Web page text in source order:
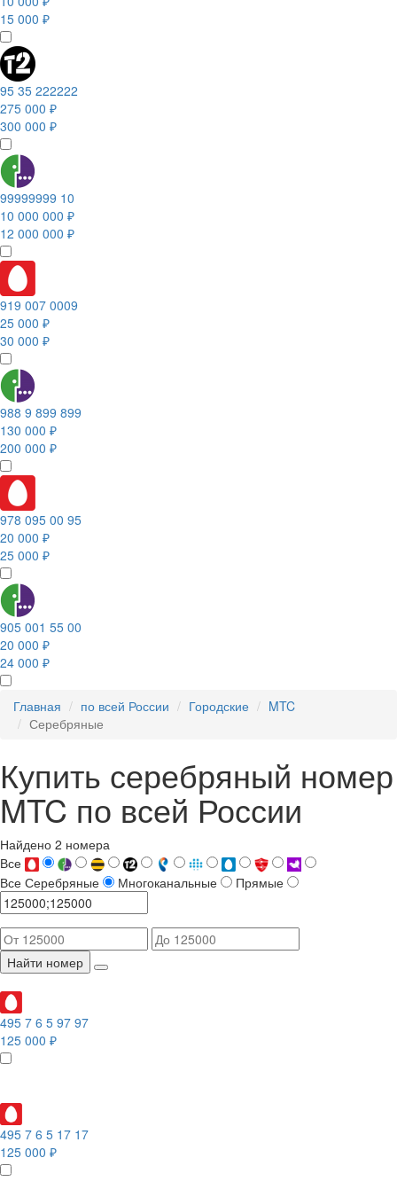
15 000 ₽
95 35 222222
275 000 ₽
300 000 ₽
99999999 10
10 000 000 ₽
12 000 000 ₽
919 007 0009
25 000 ₽
30 000 ₽
988 9 899 899
130 000 ₽
200 000 ₽
978 095 00 95
20 000 ₽
25 000 ₽
905 001 55 00
20 000 ₽
24 000 ₽
Главная по всей России Городские
MTC
Серебряные
Купить серебряный номер
MTC по всей России
Найдено 2 номера
Все
Все Серебряные Многоканальные Прямые
Найти номер
495 7 6 5 97 97
125 000 ₽
495 7 6 5 17 17
125 000 ₽